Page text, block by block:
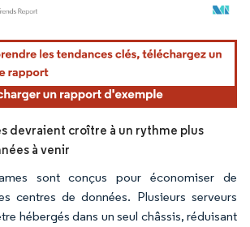
La réutilisation nécessite une attribution sous CC BY
devraient croître à un rythme plus
à venir
sont conçus pour économiser de
centres de données. Plusieurs serveurs
hébergés dans un seul châssis, réduisant